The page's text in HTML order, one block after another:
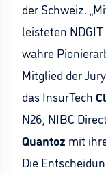
der Schweiz.
leisteten
wahre
Mitglied der
das InsurTech
N26, NIBC
Quantoz mit
Die